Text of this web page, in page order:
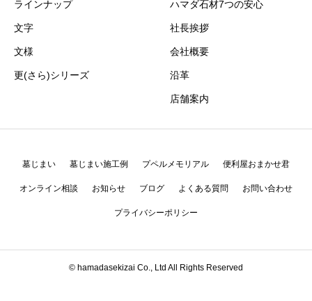
ラインナップ
文字
文様
更(さら)シリーズ
ハマダ石材7つの安心
社長挨拶
会社概要
沿革
店舗案内
墓じまい 墓じまい施工例 プペルメモリアル 便利屋おまかせ君
オンライン相談 お知らせ ブログ よくある質問 お問い合わせ
プライバシーポリシー
© hamadasekizai Co., Ltd All Rights Reserved